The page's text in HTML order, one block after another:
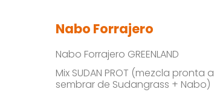
Nabo Forrajero
Nabo Forrajero GREENLAND
Mix SUDAN PROT (mezcla pronta a
sembrar de Sudangrass + Nabo)